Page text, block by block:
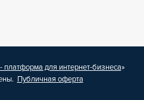
для интернет-бизнеса»
Публичная оферта